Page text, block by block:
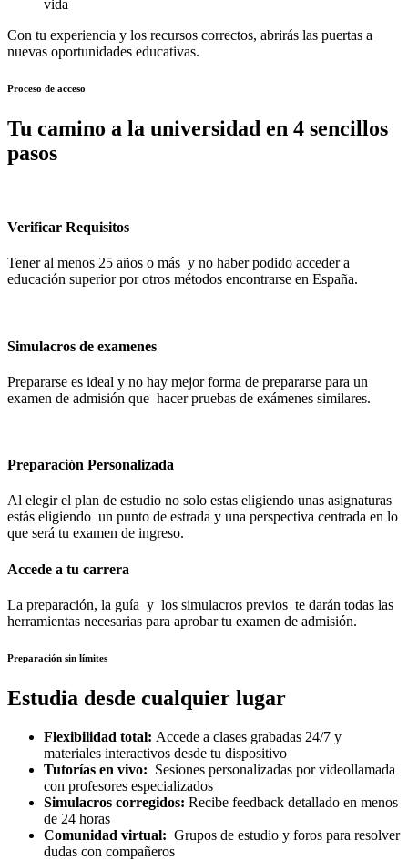
vida
Con tu experiencia y los recursos correctos, abrirás las puertas a
nuevas oportunidades educativas.
Proceso de acceso
Tu camino a la universidad en 4 sencillos
pasos
Verificar Requisitos
Tener al menos 25 años o más y no haber podido acceder a
educación superior por otros métodos encontrarse en España.
Simulacros de examenes
Prepararse es ideal y no hay mejor forma de prepararse para un
examen de admisión que hacer pruebas de exámenes similares.
Preparación Personalizada
Al elegir el plan de estudio no solo estas eligiendo unas asignaturas
estás eligiendo un punto de estrada y una perspectiva centrada en lo
que será tu examen de ingreso.
Accede a tu carrera
La preparación, la guía y los simulacros previos te darán todas las
herramientas necesarias para aprobar tu examen de admisión.
Preparación sin límites
Estudia desde cualquier lugar
Flexibilidad total: Accede a clases grabadas 24/7 y
materiales interactivos desde tu dispositivo
Tutorías en vivo: Sesiones personalizadas por videollamada
con profesores especializados
Simulacros corregidos: Recibe feedback detallado en menos
de 24 horas
Comunidad virtual: Grupos de estudio y foros para resolver
dudas con compañeros